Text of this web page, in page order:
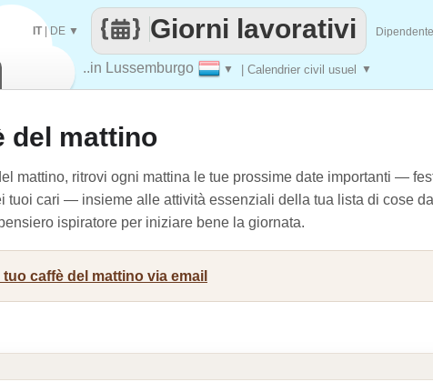
..in Lussemburgo ▼ | Calendrier civil usuel ▼
Giorni lavorativi
IT|DE ▼
del mattino
mattino, ritrovi ogni mattina le tue prossime date importanti —
tuoi cari — insieme alle attività essenziali della tua lista di cose
ispiratore per iniziare bene la giornata.
caffè del mattino via email